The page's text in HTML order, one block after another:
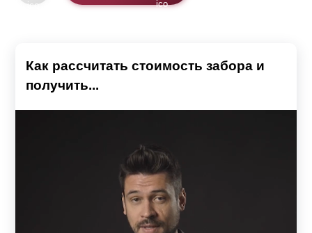
Как рассчитать стоимость забора и
получить...